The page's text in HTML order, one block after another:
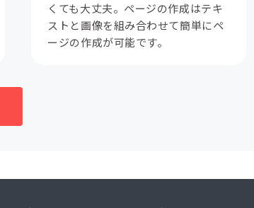
くても大丈夫。ページの作成はテキ
ストと画像を組み合わせて簡単にペ
ージの作成が可能です。